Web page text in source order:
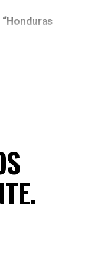
“Honduras
de luna